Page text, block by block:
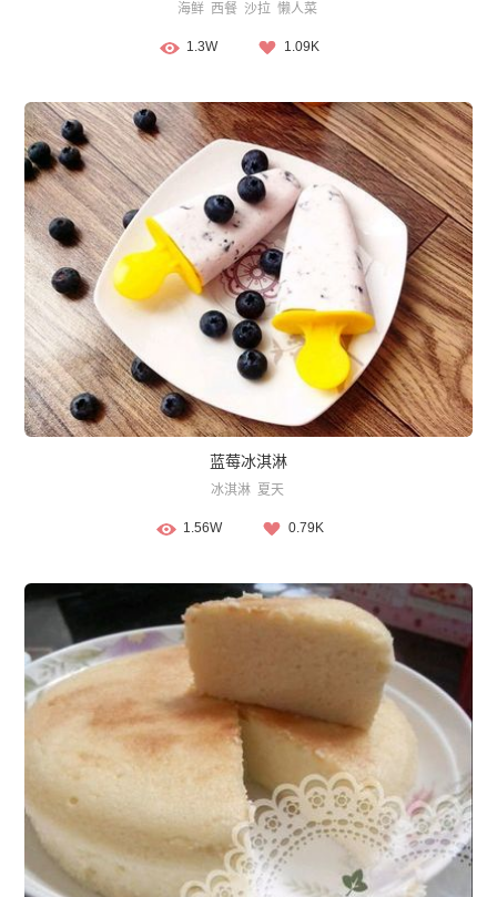
海鲜 西餐 沙拉 懒人菜
1.3W 1.09K
蓝莓冰淇淋
冰淇淋 夏天
1.56W 0.79K